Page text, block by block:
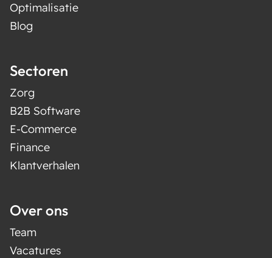
Optimalisatie
Blog
Sectoren
Zorg
B2B Software
E-Commerce
Finance
Klantverhalen
Over ons
Team
Vacatures